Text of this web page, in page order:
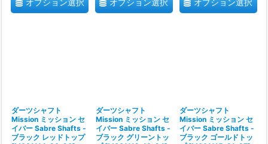
オプション選択 オプション選択 オプション選択
ダーツシャフト
Mission ミッション セ
イバー Sabre Shafts -
ブラック レッドトップ
ダーツシャフト
Mission ミッション セ
イバー Sabre Shafts -
ブラック グリーントッ
ダーツシャフト
Mission ミッション セ
イバー Sabre Shafts -
ブラック ゴールドトッ